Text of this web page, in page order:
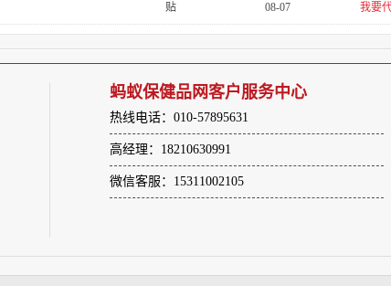
贴 08-07 我要
蚂蚁保健品网客户服务中心
热线电话：010-57895631
高经理：18210630991
微信客服：15311002105